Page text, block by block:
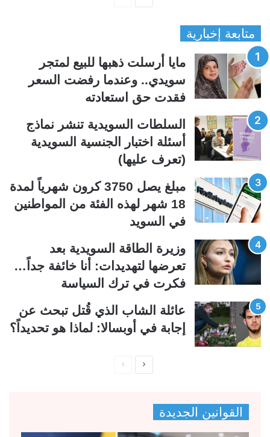
ح
ة
ا
س
ا
ب
ق
ح
ة
ا
ت
ا
ل
ة
متابعة إخبارية
مايا أرسلت ذهبها للبيع لمتجر
سويدي.. وعندما رفضت السعر
فقدت حق استعادته
السلطات السويدية تنشر نماذج
أسئلة اختبار الجنسية السويدية
(تعرف عليها)
مبلغ يصل 3750 كرون شهرياً لمدة
18 شهر لهذه الفئة من المواطنين
في السويد
وزيرة الطاقة السويدية بعد
تعرضها لتهديدات: أنا خائفة جداً…
فكرت في ترك السياسة
عائلة الشاب الذي قُتل تبحث عن
إجابة في أوبسالا: لماذا هو تحديداً؟
ح
ح
القوانين الجديدة